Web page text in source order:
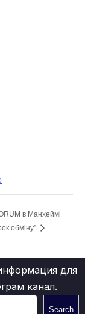
в Манхеймі
обміну”
для
канал.
Search